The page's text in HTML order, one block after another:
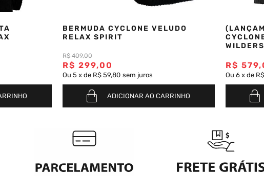
BERMUDA CYCLONE VELUDO
RELAX SPIRIT
R$ 409,00
R$ 299,00
Ou 5 xde R$ 59,80 sem juros
ADICIONAR AO CARRINHO
R$ 579,
Ou 6 xde